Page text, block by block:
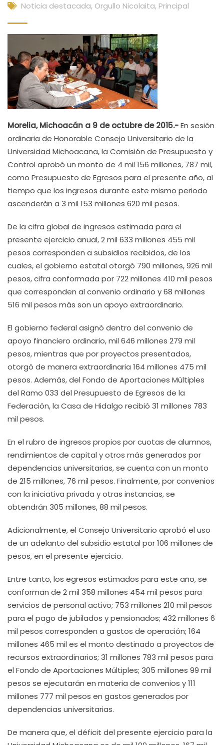
Noticia destacada, Orgullo Nicolaita, Principal
Morelia, Michoacán a 9 de octubre de 2015.-En sesión
ordinaria de Honorable Consejo Universitario de la
Universidad Michoacana, la Comisión de Presupuesto y
Control aprobó un monto de 4 mil 156 millones, 787 mil,
como Presupuesto de Egresos para el presente año, al
tiempo que los ingresos durante este mismo periodo
ascenderán a 3 mil 153 millones 620 mil pesos.
De la cifra global de ingresos estimada para el
presente ejercicio anual, 2 mil 633 millones 455 mil
pesos corresponden a subsidios recibidos, de los
cuales, el gobierno estatal otorgó 790 millones, 926 mil
pesos, cifra conformada por 722 millones 410 mil pesos
que corresponden al convenio ordinario y 68 millones
516 mil pesos más son un apoyo extraordinario.
El gobierno federal asignó dentro del convenio de
apoyo financiero ordinario, mil 646 millones 279 mil
pesos, mientras que por proyectos presentados,
otorgó de manera extraordinaria 164 millones 475 mil
pesos. Además, del Fondo de Aportaciones Múltiples
del Ramo 033 del Presupuesto de Egresos de la
Federación, la Casa de Hidalgo recibió 31 millones 783
mil pesos.
En el rubro de ingresos propios por cuotas de alumnos,
rendimientos de capital y otros más generados por
dependencias universitarias, se cuenta con un monto
de 215 millones, 76 mil pesos. Finalmente, por convenios
con la iniciativa privada y otras instancias, se
obtendrán 305 millones, 88 mil pesos.
Adicionalmente, el Consejo Universitario aprobó el uso
de un adelanto del subsidio estatal por 106 millones de
pesos, en el presente ejercicio.
Entre tanto, los egresos estimados para este año, se
conforman de 2 mil 358 millones 454 mil pesos para
servicios de personal activo; 753 millones 210 mil pesos
para el pago de jubilados y pensionados; 432 millones 6
mil pesos corresponden a gastos de operación; 164
millones 465 mil es el monto destinado a proyectos de
recursos extraordinarios; 31 millones 783 mil pesos para
el Fondo de Aportaciones Múltiples; 305 millones 99 mil
pesos se ejecutarán en materia de convenios y 111
millones 777 mil pesos en gastos generados por
dependencias universitarias.
De manera que, el déficit del presente ejercicio para la